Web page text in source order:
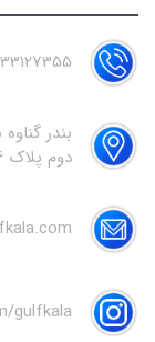
بندر
دوم پلاک 66
gulfkala